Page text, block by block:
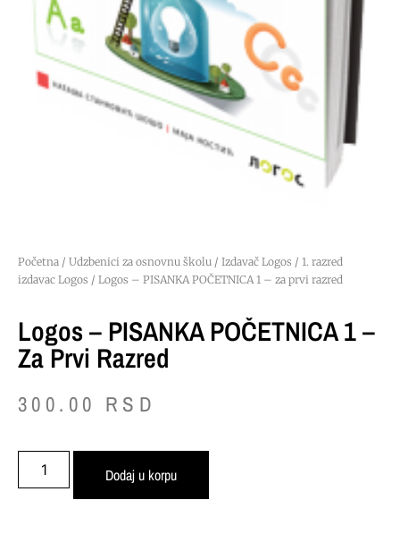
Početna / Udzbenici za osnovnu školu / Izdavač Logos / 1. razred
izdavac Logos / Logos – PISANKA POČETNICA 1 – za prvi razred
Logos – PISANKA POČETNICA 1 –
Za Prvi Razred
300.00 RSD
Dodaj u korpu